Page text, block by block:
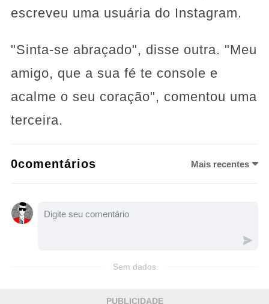
escreveu uma usuária do Instagram.
"Sinta-se abraçado", disse outra. "Meu
amigo, que a sua fé te console e
acalme o seu coração", comentou uma
terceira.
0comentários Mais recentes
Sem dados
PUBLICIDADE